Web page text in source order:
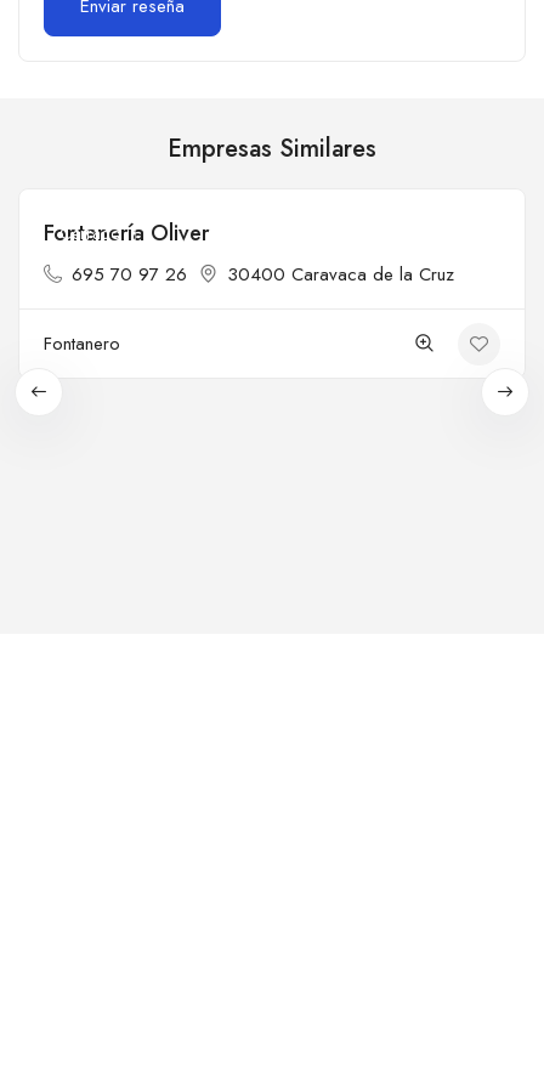
Empresas Similares
Cerrado
Fontanería Oliver
695 70 97 26 30400 Caravaca de la Cruz
Fontanero